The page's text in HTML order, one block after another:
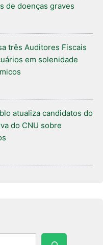
de doenças graves
três Auditores Fiscais
em solenidade
atualiza candidatos do
do CNU sobre